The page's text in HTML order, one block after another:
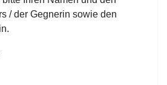
/ der Gegnerin sowie den